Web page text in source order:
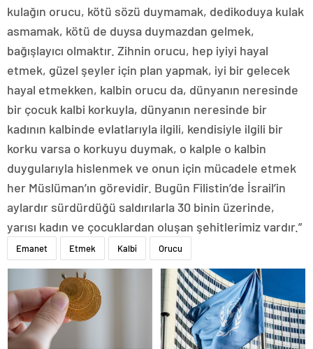
kulağın orucu, kötü sözü duymamak, dedikoduya kulak
asmamak, kötü de duysa duymazdan gelmek,
bağışlayıcı olmaktır. Zihnin orucu, hep iyiyi hayal
etmek, güzel şeyler için plan yapmak, iyi bir gelecek
hayal etmekken, kalbin orucu da, dünyanın neresinde
bir çocuk kalbi korkuyla, dünyanın neresinde bir
kadının kalbinde evlatlarıyla ilgili, kendisiyle ilgili bir
korku varsa o korkuyu duymak, o kalple o kalbin
duygularıyla hislenmek ve onun için mücadele etmek
her Müslüman’ın görevidir. Bugün Filistin’de İsrail’in
aylardır sürdürdüğü saldırılarla 30 binin üzerinde,
yarısı kadın ve çocuklardan oluşan şehitlerimiz vardır.”
Emanet Etmek Kalbi Orucu